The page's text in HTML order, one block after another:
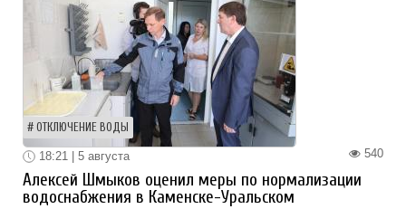
ОТКЛЮЧЕНИЕ ВОДЫ
540
18:21 | 5 августа
Алексей Шмыков оценил меры по нормализации
водоснабжения в Каменске-Уральском